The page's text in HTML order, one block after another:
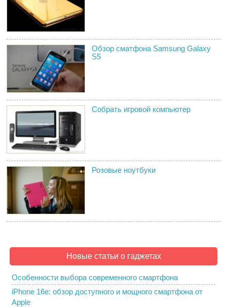
Обзор сматфона Samsung Galaxy
S5
Собрать игровой компьютер
Розовые ноутбуки
Новые статьи о гаджетах
Особенности выбора современного смартфона
iPhone 16e: обзор доступного и мощного смартфона от
Apple